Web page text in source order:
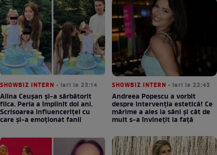
SHOWBIZ INTERN • ieri la 23:14
Alina Ceușan și-a sărbătorit
fiica. Perla a împlinit doi ani.
Scrisoarea influenceriței cu
care și-a emoționat fanii
SHOWBIZ INTERN • ieri la 22:43
Andreea Popescu a vorbit
despre intervenția estetică! Ce
mărime a ales la sâni și cât de
mult s-a învinețit la față